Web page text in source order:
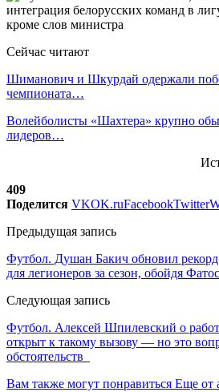
Сейчас читают
Шиманович и Шкурдай одержали
чемпионата…
Волейболисты «Шахтера» крупно
лидеров…
409
Поделится VKOK.ruFacebookTwitter
Предыдущая запись
Футбол. Душан Бакич обновил
для легионеров за сезон, обойдя
Следующая запись
Футбол. Алексей Шпилевский о
открыт к такому вызову — но это
обстоятельств
Вам также могут понравиться Еще от